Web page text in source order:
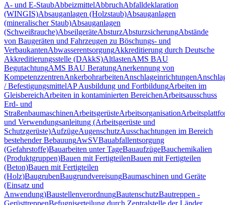
A- und E-StaubAbbeizmittelAbbruchAbfalldeklaration
(WINGIS)Absauganlagen (Holzstaub)Absauganlagen
(mineralischer Staub)Absauganlagen
(Schweißrauche)AbseilgeräteAbsturzAbsturzsicherungAbstände
von Baugeräten und Fahrzeugen zu Böschungs- und
VerbaukantenAbwasserentsorgungAkkreditierung durch Deutsche
Akkreditierungsstelle (DAkkS)AltlastenAMS BAU
BegutachtungAMS BAU BeratungAnerkennung von
KompetenzzentrenAnkerbohrarbeitenAnschlageinrichtungen
/ BefestigungsmittelAP Ausbildung und FortbildungArbeiten im
GleisbereichArbeiten in kontaminierten BereichenArbeitsausschuss
Erd- und
StraßenbaumaschinenArbeitsgerüsteArbeitsorganisation
und Verwendungsanleitung (Arbeitsgerüste und
Schutzgerüste)AufzügeAugenschutzAusschachtungen im Bereich
bestehender BebauungAwSVBauabfallentsorgung
(Gefahrstoffe)Bauarbeiten unter TageBauaufzügeBauchemikalien
(Produktgruppen)Bauen mit FertigteilenBauen mit Fertigteilen
(Beton)Bauen mit Fertigteilen
(Holz)BaugrubenBaugrundvereisungBaumaschinen und Geräte
(Einsatz und
Anwendung)BaustellenverordnungBautenschutzBautreppen -